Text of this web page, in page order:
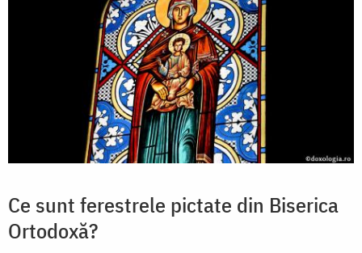
Ce sunt ferestrele pictate din Biserica
Ortodoxă?